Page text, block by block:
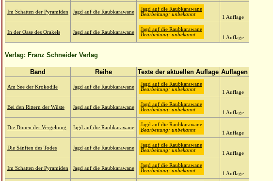
Im Schatten der Pyramiden Jagd auf die Raubkarawane
Jagd auf die Raubkarawane
Bearbeitung: unbekannt
1 Auflage
In der Oase des Orakels Jagd auf die Raubkarawane
Jagd auf die Raubkarawane
Bearbeitung: unbekannt
1 Auflage
Verlag: Franz Schneider Verlag
Band Reihe Texte der aktuellen Auflage Auflagen
Am See der Krokodile Jagd auf die Raubkarawane
Jagd auf die Raubkarawane
Bearbeitung: unbekannt
1 Auflage
Bei den Rittern der Wüste Jagd auf die Raubkarawane
Jagd auf die Raubkarawane
Bearbeitung: unbekannt
1 Auflage
Die Dünen der Vergeltung Jagd auf die Raubkarawane
Jagd auf die Raubkarawane
Bearbeitung: unbekannt
1 Auflage
Die Sänften des Todes Jagd auf die Raubkarawane
Jagd auf die Raubkarawane
Bearbeitung: unbekannt
1 Auflage
Im Schatten der Pyramiden Jagd auf die Raubkarawane
Jagd auf die Raubkarawane
Bearbeitung: unbekannt
1 Auflage